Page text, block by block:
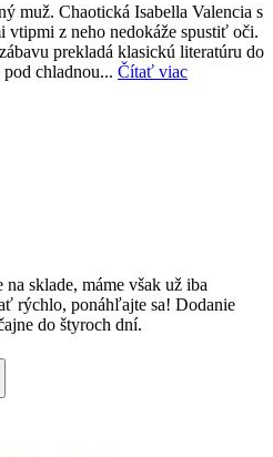
muž. Chaotická Isabella Valencia s
z neho nedokáže spustiť oči.
prekladá klasickú literatúru do
chladnou... Čítať viac
sklade, máme však už iba
rýchlo, ponáhľajte sa! Dodanie
do štyroch dní.